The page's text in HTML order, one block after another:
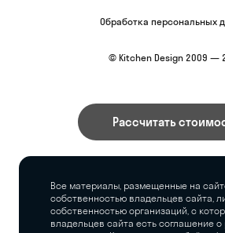
Обработка персональных
© Kitchen Design 2009 —
Рассчитать
Все материалы, размещенные на
собственностью владельцев сайта,
собственностью организаций, с
владельцев сайта есть соглашение